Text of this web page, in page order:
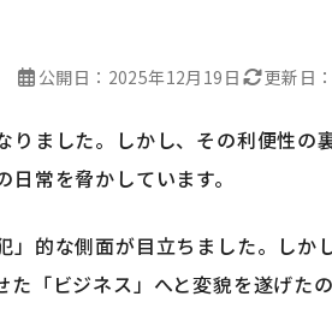
公開日： 2025年12月19日 更新日：
ました。しかし、その利便性の
常を脅かしています。
的な側面が目立ちました。しか
「ビジネス」へと変貌を遂げたの